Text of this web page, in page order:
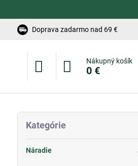
Doprava zadarmo nad 69 €
Nákupný košík
0 €
Kategórie
Náradie